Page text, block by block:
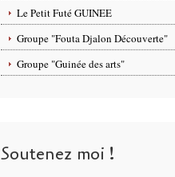
Le Petit Futé GUINEE
Groupe "Fouta Djalon Découverte"
Groupe "Guinée des arts"
Soutenez moi !